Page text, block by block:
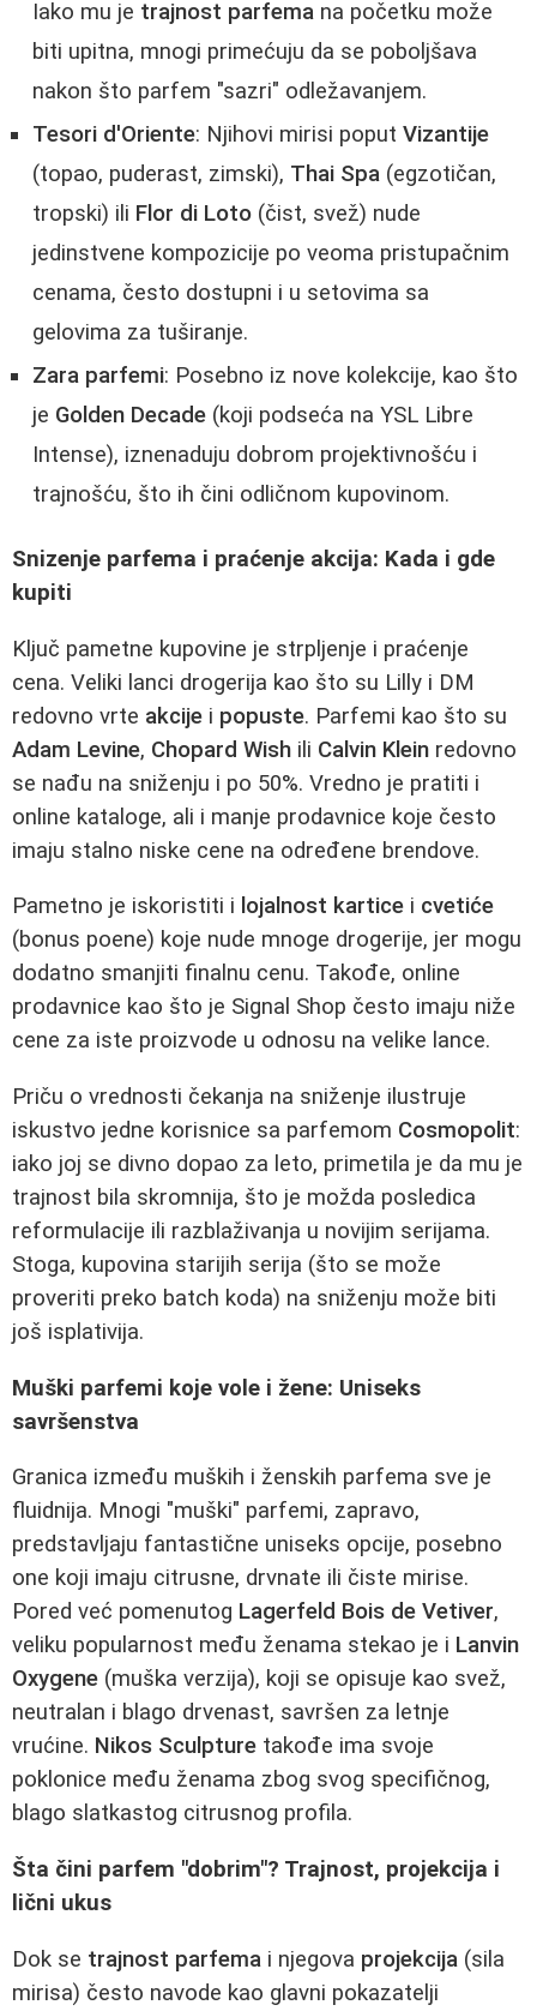
Iako mu je trajnost parfema na početku može
biti upitna, mnogi primećuju da se poboljšava
nakon što parfem "sazri" odležavanjem.
Tesori d'Oriente: Njihovi mirisi poput Vizantije
(topao, puderast, zimski), Thai Spa (egzotičan,
tropski) ili Flor di Loto (čist, svež) nude
jedinstvene kompozicije po veoma pristupačnim
cenama, često dostupni i u setovima sa
gelovima za tuširanje.
Zara parfemi: Posebno iz nove kolekcije, kao što
je Golden Decade (koji podseća na YSL Libre
Intense), iznenaduju dobrom projektivnošću i
trajnošću, što ih čini odličnom kupovinom.
Snizenje parfema i praćenje akcija: Kada i gde
kupiti
Ključ pametne kupovine je strpljenje i praćenje
cena. Veliki lanci drogerija kao što su Lilly i DM
redovno vrte akcije i popuste. Parfemi kao što su
Adam Levine, Chopard Wish ili Calvin Klein redovno
se nađu na sniženju i po 50%. Vredno je pratiti i
online kataloge, ali i manje prodavnice koje često
imaju stalno niske cene na određene brendove.
Pametno je iskoristiti i lojalnost kartice i cvetiće
(bonus poene) koje nude mnoge drogerije, jer mogu
dodatno smanjiti finalnu cenu. Takođe, online
prodavnice kao što je Signal Shop često imaju niže
cene za iste proizvode u odnosu na velike lance.
Priču o vrednosti čekanja na sniženje ilustruje
iskustvo jedne korisnice sa parfemom Cosmopolit:
iako joj se divno dopao za leto, primetila je da mu je
trajnost bila skromnija, što je možda posledica
reformulacije ili razblaživanja u novijim serijama.
Stoga, kupovina starijih serija (što se može
proveriti preko batch koda) na sniženju može biti
još isplativija.
Muški parfemi koje vole i žene: Uniseks
savršenstva
Granica između muških i ženskih parfema sve je
fluidnija. Mnogi "muški" parfemi, zapravo,
predstavljaju fantastične uniseks opcije, posebno
one koji imaju citrusne, drvnate ili čiste mirise.
Pored već pomenutog Lagerfeld Bois de Vetiver,
veliku popularnost među ženama stekao je i Lanvin
Oxygene (muška verzija), koji se opisuje kao svež,
neutralan i blago drvenast, savršen za letnje
vrućine. Nikos Sculpture takođe ima svoje
poklonice među ženama zbog svog specifičnog,
blago slatkastog citrusnog profila.
Šta čini parfem "dobrim"? Trajnost, projekcija i
lični ukus
Dok se trajnost parfema i njegova projekcija (sila
mirisa) često navode kao glavni pokazatelji